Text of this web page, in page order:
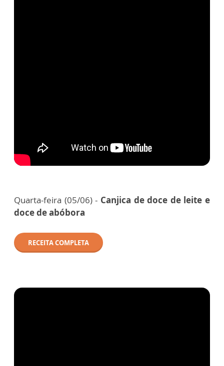
Quarta-feira (05/06) - Canjica de doce de leite e
doce de abóbora
RECEITA COMPLETA